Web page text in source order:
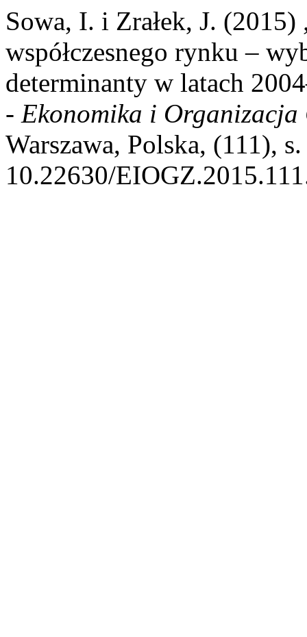
Sowa, I. i Zrałek, J.
współczesnego rynku –
determinanty w latach
- Ekonomika i
Warszawa, Polska, (111),
10.22630/